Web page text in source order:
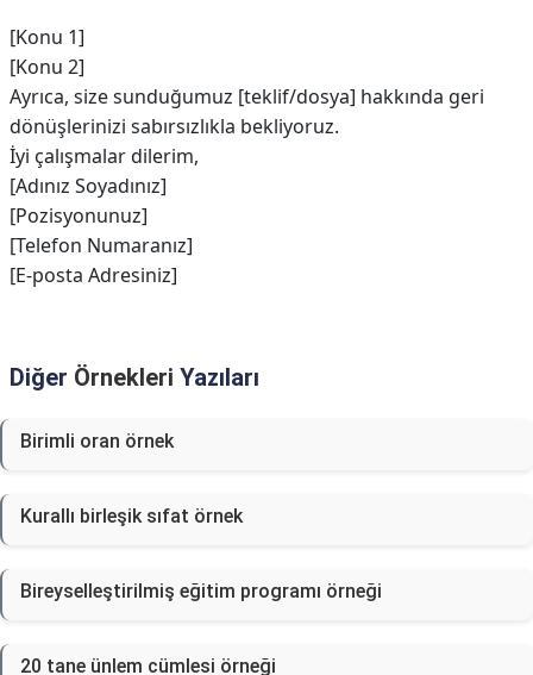
[Konu 1]
[Konu 2]
Ayrıca, size sunduğumuz [teklif/dosya] hakkında geri
dönüşlerinizi sabırsızlıkla bekliyoruz.
İyi çalışmalar dilerim,
[Adınız Soyadınız]
[Pozisyonunuz]
[Telefon Numaranız]
[E-posta Adresiniz]
Diğer Örnekleri Yazıları
Birimli oran örnek
Kurallı birleşik sıfat örnek
Bireyselleştirilmiş eğitim programı örneği
20 tane ünlem cümlesi örneği